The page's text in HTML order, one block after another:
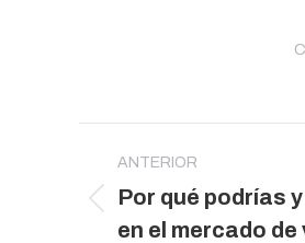
entre
publicaciones
ANTERIOR
Publicación
anterior:
Por qué podrías
en el mercado